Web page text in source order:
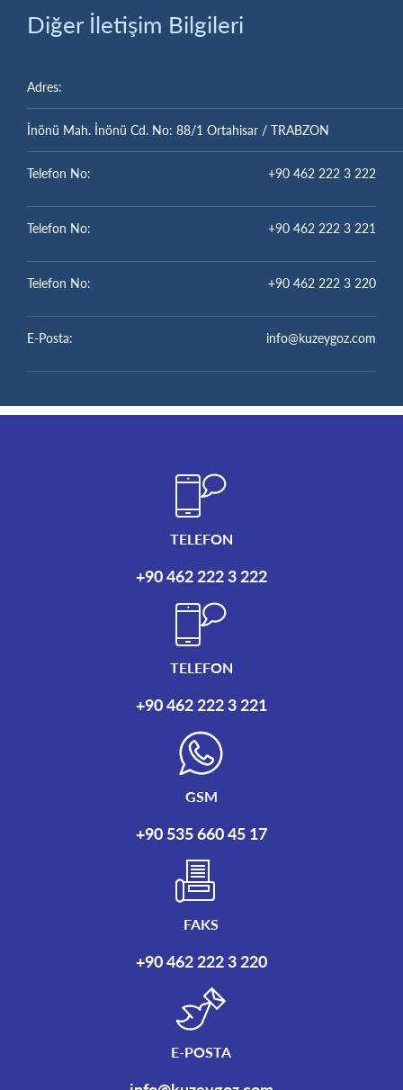
Diğer İletişim Bilgileri
Adres:
İnönü Mah. İnönü Cd. No: 88/1 Ortahisar / TRABZON
Telefon No: +90 462 222 3 222
Telefon No: +90 462 222 3 221
Telefon No: +90 462 222 3 220
E-Posta: info@kuzeygoz.com
TELEFON
+90 462 222 3 222
TELEFON
+90 462 222 3 221
GSM
+90 535 660 45 17
FAKS
+90 462 222 3 220
E-POSTA